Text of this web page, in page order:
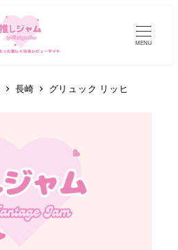
MENU
長崎 グリュック リッヒ